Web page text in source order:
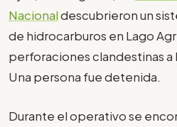
Nacionaldescubrieron un
de hidrocarburos en Lago
perforaciones clandestinas a
Una persona fue detenida.
Durante el operativo se